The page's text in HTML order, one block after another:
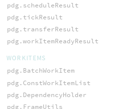
pdg.scheduleResult
pdg.tickResult
pdg.transferResult
pdg.workItemReadyResult
WORKITEMS
pdg.BatchWorkItem
pdg.ConstWorkItemList
pdg.DependencyHolder
pdg.FrameUtils